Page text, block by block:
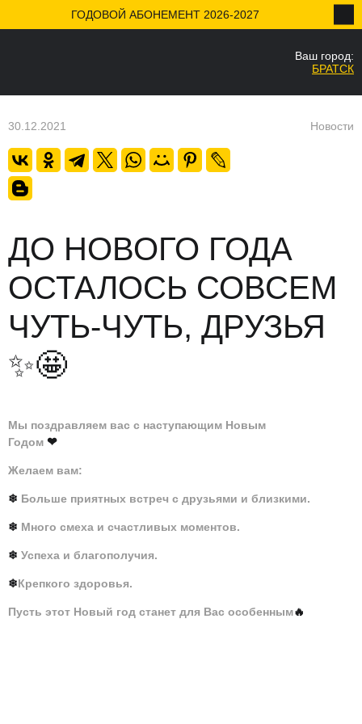
ГОДОВОЙ АБОНЕМЕНТ 2026-2027
Ваш город:
БРАТСК
30.12.2021 Новости
ДО НОВОГО ГОДА
ОСТАЛОСЬ СОВСЕМ
ЧУТЬ-ЧУТЬ, ДРУЗЬЯ
✨🤩
Мы поздравляем вас с наступающим Новым
Годом ❤
Желаем вам:
❄ Больше приятных встреч с друзьями и близкими.
❄ Много смеха и счастливых моментов.
❄ Успеха и благополучия.
❄Крепкого здоровья.
Пусть этот Новый год станет для Вас особенным🔥